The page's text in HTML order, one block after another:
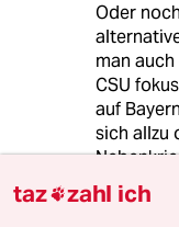
Oder
man
CSU
auf
sich allzu
Probleme
quasi
taz zahl ich